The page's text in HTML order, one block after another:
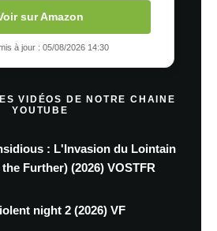
sur Amazon
à jour : 05/08/2026 14:30
VIDÉOS DE NOTRE CHAINE
YOUTUBE
: L'Invasion du Lointain
Further) (2026) VOSTFR
night 2 (2026) VF